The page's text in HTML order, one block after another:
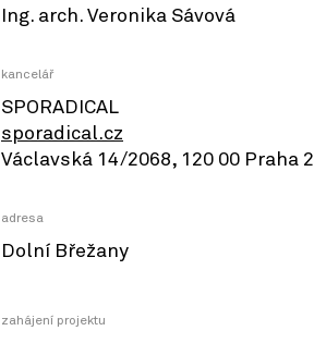
Ing. arch. Veronika Sávová
kancelář
SPORADICAL
sporadical.cz
Václavská 14/2068, 120 00 Praha 2
adresa
Dolní Břežany
zahájení projektu